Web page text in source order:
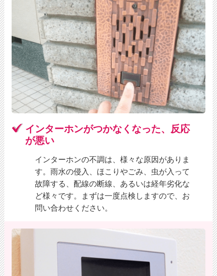
インターホンがつかなくなった、 反応
が悪い
インターホンの不調は、様々な原因がありま
す。雨水の侵入、ほこりやごみ、虫が入って
故障する、配線の断線、あるいは経年劣化な
ど様々です。まずは一度点検しますので、お
問い合わせください。